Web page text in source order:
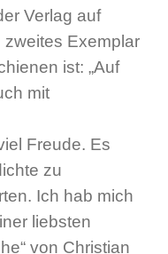
Verlag auf
zweites Exemplar
ist: „Auf
mit
Freude. Es
zu
Ich hab mich
liebsten
von Christian